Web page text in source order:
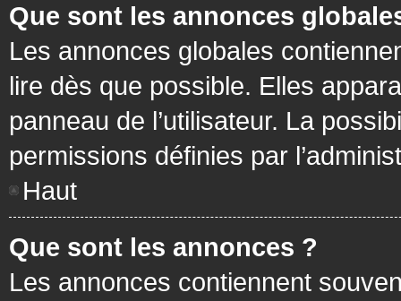
Que sont les annonces
Les annonces globales
lire dès que possible. Elles
panneau de l’utilisateur. La
permissions définies par
Haut
Que sont les annonces ?
Les annonces contiennent